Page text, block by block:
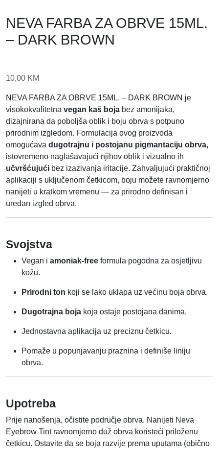
NEVA FARBA ZA OBRVE 15ML.
– DARK BROWN
10,00 KM
NEVA FARBA ZA OBRVE 15ML. – DARK BROWN je
visokokvalitetna vegan kaš boja bez amonijaka,
dizajnirana da poboljša oblik i boju obrva s potpuno
prirodnim izgledom. Formulacija ovog proizvoda
omogućava dugotrajnu i postojanu pigmantaciju obrva,
istovremeno naglašavajući njihov oblik i vizualno ih
učvršćujući bez izazivanja iritacije. Zahvaljujući praktičnoj
aplikaciji s uključenom četkicom, boju možete ravnomjerno
nanijeti u kratkom vremenu — za prirodno definisan i
uredan izgled obrva.
Svojstva
Vegan i amoniak-free formula pogodna za osjetljivu
kožu.
Prirodni ton koji se lako uklapa uz većinu boja obrva.
Dugotrajna boja koja ostaje postojana danima.
Jednostavna aplikacija uz preciznu četkicu.
Pomaže u popunjavanju praznina i definiše liniju
obrva.
Upotreba
Prije nanošenja, očistite područje obrva. Nanijeti Neva
Eyebrow Tint ravnomjerno duž obrva koristeći priloženu
četkicu. Ostavite da se boja razvije prema uputama (obično